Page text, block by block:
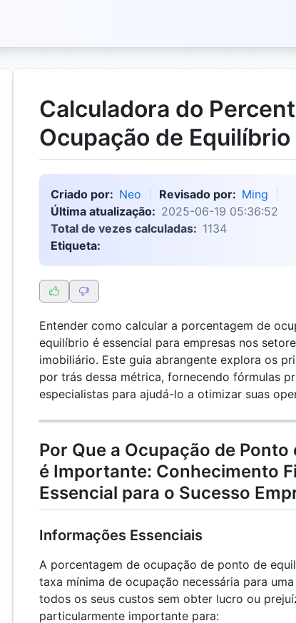
Calculadora do
Ocupação de Equilíbrio
Criado por: Neo Revisado por: Ming
Última atualização: 2025-06-19 05:36:52
Total de vezes calculadas: 1134
Etiqueta:
Entender como calcular a porcentagem de
equilíbrio é essencial para empresas nos
imobiliário. Este guia abrangente explora os
por trás dessa métrica, fornecendo fórmulas
especialistas para ajudá-lo a otimizar suas
Por Que a Ocupação de Ponto
é Importante: Conhecimento
Essencial para o Sucesso
Informações Essenciais
A porcentagem de ocupação de ponto de
taxa mínima de ocupação necessária para
todos os seus custos sem obter lucro ou
particularmente importante para: